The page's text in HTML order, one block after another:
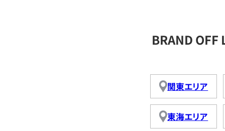
BRAND
関東エリア
東海エリア